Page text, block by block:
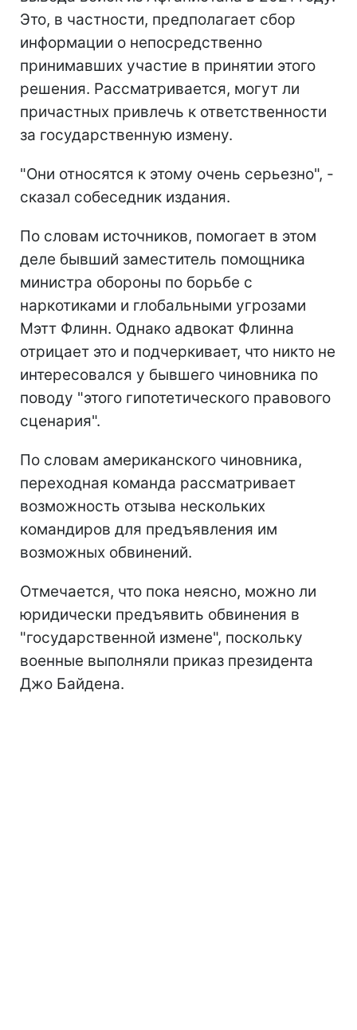
Это, в частности, предполагает сбор
информации о непосредственно
принимавших участие в принятии этого
решения. Рассматривается, могут ли
причастных привлечь к ответственности
за государственную измену.
"Они относятся к этому очень серьезно", -
сказал собеседник издания.
По словам источников, помогает в этом
деле бывший заместитель помощника
министра обороны по борьбе с
наркотиками и глобальными угрозами
Мэтт Флинн. Однако адвокат Флинна
отрицает это и подчеркивает, что никто не
интересовался у бывшего чиновника по
поводу "этого гипотетического правового
сценария".
По словам американского чиновника,
переходная команда рассматривает
возможность отзыва нескольких
командиров для предъявления им
возможных обвинений.
Отмечается, что пока неясно, можно ли
юридически предъявить обвинения в
"государственной измене", поскольку
военные выполняли приказ президента
Джо Байдена.